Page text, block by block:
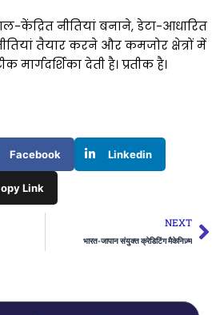
केंद्रित नीतियां बनाने, डेटा-आधारित
तैयार करने और कमजोर क्षेत्रों में
देती है। प्रतीक है।
Facebook Linkedin
Link
NEXT
भारत-जापान संयुक्त क्रेडिटिंग मैकेनिज़्म